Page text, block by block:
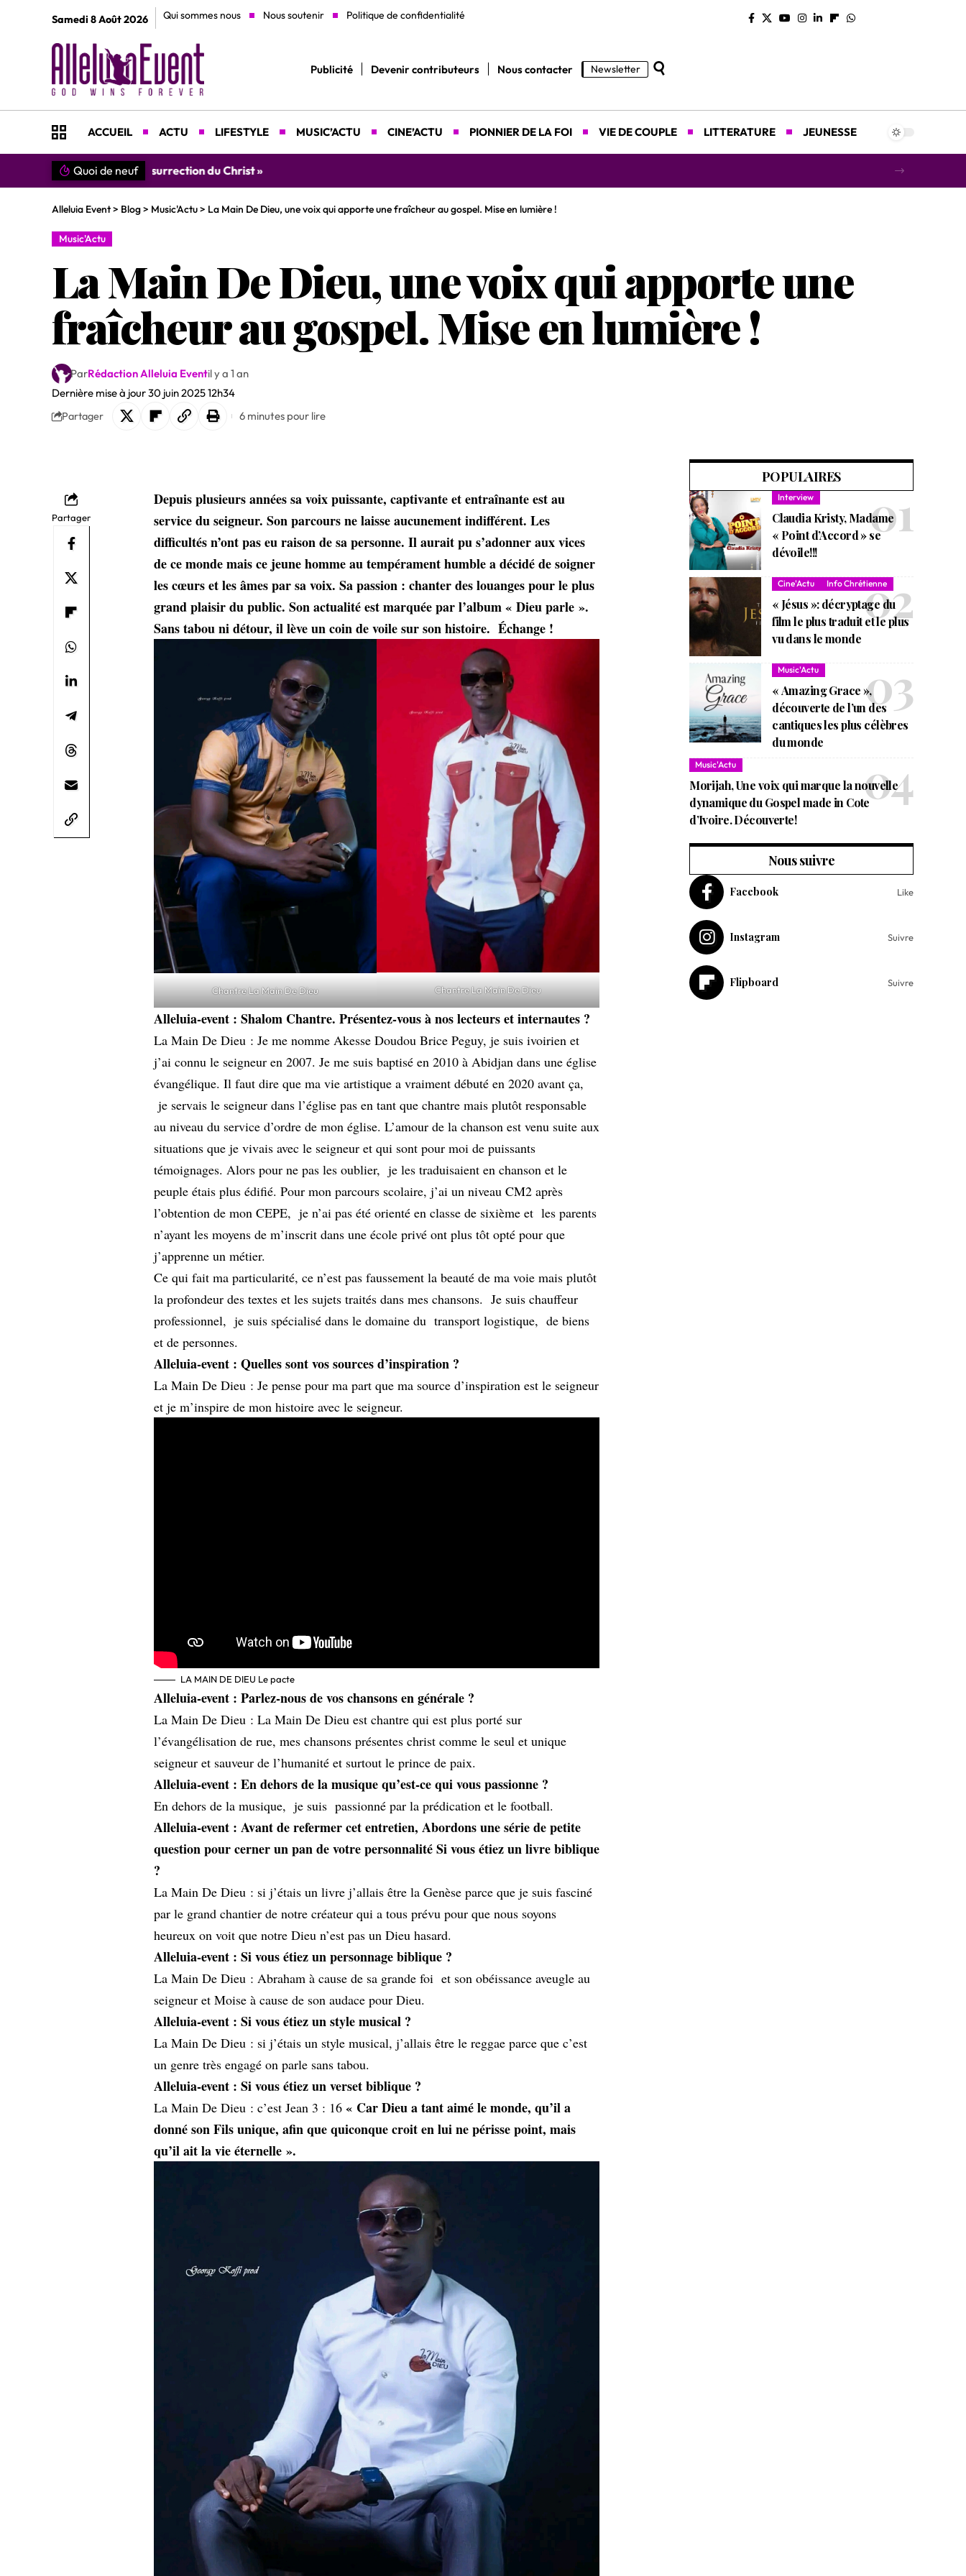
Samedi 8 Août 2026 Qui sommes nous Nous soutenir Politique de confidentialité
Publicité Devenir contributeurs Nous contacter Newsletter
ACCUEIL ACTU LIFESTYLE MUSIC’ACTU CINE’ACTU PIONNIER DE LA FOI VIE DE COUPLE LITTERATURE JEUNESSE
Quoi de neuf »SIMPLEMENT MERCI » : Chantre Lyah donne rendez-vous le 9 août prochain à Abidjan pour un concert caritatif au profit des orphelins
Alleluia Event> Blog> Music'Actu> La Main De Dieu, une voix qui apporte une fraîcheur au gospel. Mise en lumière !
Music'Actu
La Main De Dieu, une voix qui apporte une
fraîcheur au gospel. Mise en lumière !
Dernière mise à jour 30 juin 2025 12h34
ParRédaction Alleluia Eventil y a 1 an
Partager 6 minutes pour lire
Partager
Depuis plusieurs années sa voix puissante, captivante et entraînante est au
service du seigneur. Son parcours ne laisse aucunement indifférent. Les
difficultés n’ont pas eu raison de sa personne. Il aurait pu s’adonner aux vices
de ce monde mais ce jeune homme au tempérament humble a décidé de soigner
les cœurs et les âmes par sa voix. Sa passion : chanter des louanges pour le plus
grand plaisir du public.Son actualité est marquée par l’album « Dieu parle ».
Sans tabou ni détour, il lève un coin de voile sur son histoire. Échange !
Chantre La Main De Dieu Chantre La Main De Dieu
Alleluia-event : Shalom Chantre. Présentez-vous à nos lecteurs et internautes ?
La Main De Dieu : Je me nomme Akesse Doudou Brice Peguy, je suis ivoirien et
j’ai connu le seigneur en 2007. Je me suis baptisé en 2010 à Abidjan dans une église
évangélique. Il faut dire que ma vie artistique a vraiment débuté en 2020 avant ça,
je servais le seigneur dans l’église pas en tant que chantre mais plutôt responsable
au niveau du service d’ordre de mon église. L’amour de la chanson est venu suite aux
situations que je vivais avec le seigneur et qui sont pour moi de puissants
témoignages. Alors pour ne pas les oublier, je les traduisaient en chanson et le
peuple étais plus édifié. Pour mon parcours scolaire, j’ai un niveau CM2 après
l’obtention de mon CEPE, je n’ai pas été orienté en classe de sixième et les parents
n’ayant les moyens de m’inscrit dans une école privé ont plus tôt opté pour que
j’apprenne un métier.
Ce qui fait ma particularité, ce n’est pas faussement la beauté de ma voie mais plutôt
la profondeur des textes et les sujets traités dans mes chansons. Je suis chauffeur
professionnel, je suis spécialisé dans le domaine du transport logistique, de biens
et de personnes.
Alleluia-event : Quelles sont vos sources d’inspiration ?
La Main De Dieu : Je pense pour ma part que ma source d’inspiration est le seigneur
et je m’inspire de mon histoire avec le seigneur.
LA MAIN DE DIEU Le pacte
Alleluia-event : Parlez-nous de vos chansons en générale ?
La Main De Dieu : La Main De Dieu est chantre qui est plus porté sur
l’évangélisation de rue, mes chansons présentes christ comme le seul et unique
seigneur et sauveur de l’humanité et surtout le prince de paix.
Alleluia-event : En dehors de la musique qu’est-ce qui vous passionne ?
En dehors de la musique, je suis passionné par la prédication et le football.
Alleluia-event : Avant de refermer cet entretien, Abordons une série de petite
question pour cerner un pan de votre personnalité Si vous étiez un livre biblique
?
La Main De Dieu : si j’étais un livre j’allais être la Genèse parce que je suis fasciné
par le grand chantier de notre créateur qui a tous prévu pour que nous soyons
heureux on voit que notre Dieu n’est pas un Dieu hasard.
Alleluia-event : Si vous étiez un personnage biblique ?
La Main De Dieu : Abraham à cause de sa grande foi et son obéissance aveugle au
seigneur et Moise à cause de son audace pour Dieu.
Alleluia-event : Si vous étiez un style musical ?
La Main De Dieu : si j’étais un style musical, j’allais être le reggae parce que c’est
un genre très engagé on parle sans tabou.
Alleluia-event : Si vous étiez un verset biblique ?
La Main De Dieu : c’est Jean 3 : 16« Car Dieu a tant aimé le monde, qu’il a
donné son Fils unique, afin que quiconque croit en lui ne périsse point, mais
qu’il ait la vie éternelle ».
POPULAIRES
Interview
Claudia Kristy, Madame
« Point d’Accord » se
dévoile!!!
Cine'Actu Info Chrétienne
« Jésus »: décryptage du
film le plus traduit et le plus
vu dans le monde
Music'Actu
« Amazing Grace »,
découverte de l’un des
cantiques les plus célèbres
du monde
Music'Actu
Morijah, Une voix qui marque la nouvelle
dynamique du Gospel made in Cote
d’Ivoire. Découverte!
Nous suivre
Facebook Like
Instagram Suivre
Flipboard Suivre